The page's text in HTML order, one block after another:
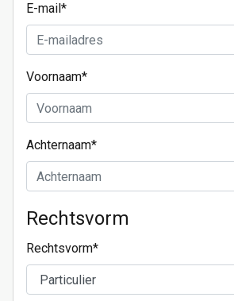
E-mail*
Voornaam*
Achternaam*
Rechtsvorm
Rechtsvorm*